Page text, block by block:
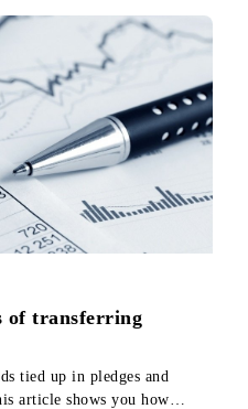
of transferring
tied up in pledges and
article shows you how